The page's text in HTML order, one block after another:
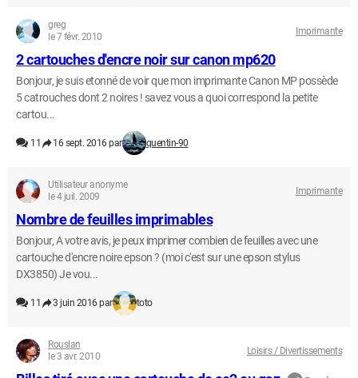
greg
le 7 févr. 2010
Imprimante
2 cartouches d'encre noir sur canon mp620
Bonjour, je suis etonné de voir que mon imprimante Canon MP possède
5 catrouches dont 2 noires ! savez vous a quoi correspond la petite
cartou...
11 16 sept. 2016 par quentin-90
Utilisateur anonyme
le 4 juil. 2009
Imprimante
Nombre de feuilles imprimables
Bonjour, A votre avis, je peux imprimer combien de feuilles avec une
cartouche d'encre noire epson ? (moi c'est sur une epson stylus
DX3850) Je vou...
11 3 juin 2016 par toto
Rouslan
le 3 avr. 2010
Loisirs / Divertissements